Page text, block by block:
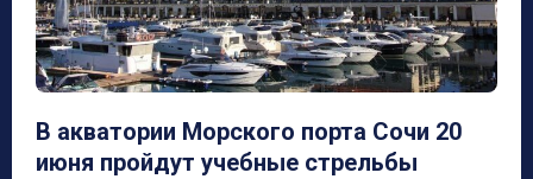
В акватории Морского порта Сочи 20
июня пройдут учебные стрельбы